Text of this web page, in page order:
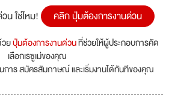
น ใช่ไหม! คลิก ปุ่มต้องการงานด่วน
ยปุ่มต้องการงานด่วนที่ช่วยให้ผู้ประกอบการคัด
เลือกเรซูเม่ของคุณ
การ สมัครสัมภาษณ์ และเริ่มงานได้ทันทีของคุณ